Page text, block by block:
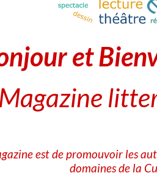
PartagerFacebook
X Email
★★★★
un commentaire
et
est de promouvoir les
domaines de la